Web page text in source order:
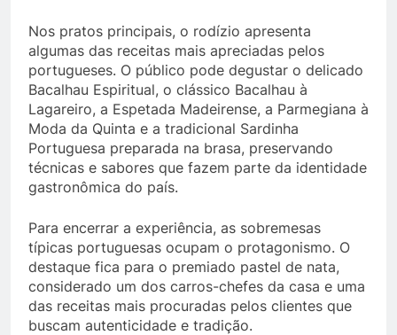
Nos pratos principais, o rodízio apresenta
algumas das receitas mais apreciadas pelos
portugueses. O público pode degustar o delicado
Bacalhau Espiritual, o clássico Bacalhau à
Lagareiro, a Espetada Madeirense, a Parmegiana à
Moda da Quinta e a tradicional Sardinha
Portuguesa preparada na brasa, preservando
técnicas e sabores que fazem parte da identidade
gastronômica do país.
Para encerrar a experiência, as sobremesas
típicas portuguesas ocupam o protagonismo. O
destaque fica para o premiado pastel de nata,
considerado um dos carros-chefes da casa e uma
das receitas mais procuradas pelos clientes que
buscam autenticidade e tradição.